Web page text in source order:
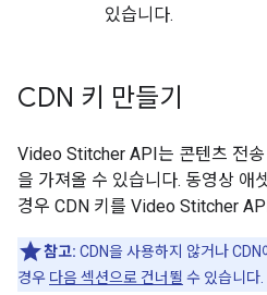
있습니다.
CDN 키 만들기
Video Stitcher API는 콘텐츠 전
을 가져올 수 있습니다. 동영상 애
경우 CDN 키를 Video Stitcher
참고: CDN을 사용하지 않거나
경우 다음 섹션으로 건너뛸 수 있습니다.